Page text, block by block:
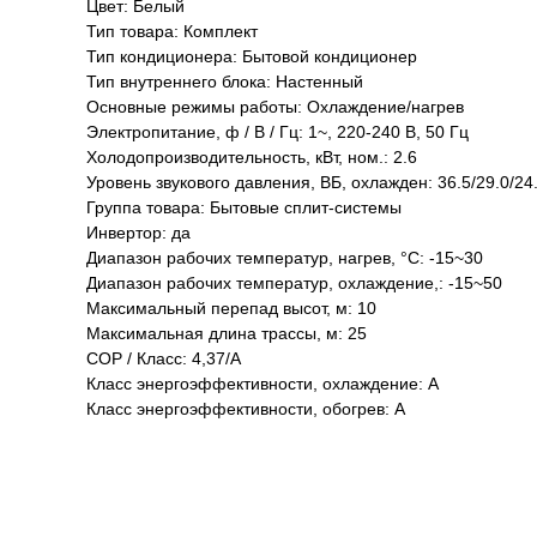
Цвет: Белый
Тип товара: Комплект
Тип кондиционера: Бытовой кондиционер
Тип внутреннего блока: Настенный
Основные режимы работы: Охлаждение/нагрев
Электропитание, ф / В / Гц: 1~, 220-240 В, 50 Гц
Холодопроизводительность, кВт, ном.: 2.6
Уровень звукового давления, ВБ, охлажден: 36.5/29.0/
Группа товара: Бытовые сплит-системы
Инвертор: да
Диапазон рабочих температур, нагрев, °C: -15~30
Диапазон рабочих температур, охлаждение,: -15~50
Максимальный перепад высот, м: 10
Максимальная длина трассы, м: 25
COP / Класс: 4,37/A
Класс энергоэффективности, охлаждение: A
Класс энергоэффективности, обогрев: A